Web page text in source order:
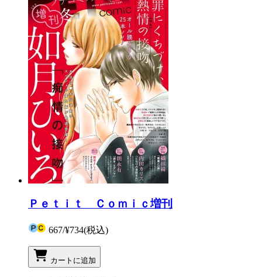
Ｐｅｔｉｔ Ｃｏｍｉｃ増刊
667/¥734(税込)
カートに追加